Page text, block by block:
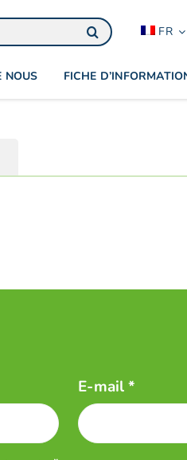
FR
NOUS FICHE
E-mail *